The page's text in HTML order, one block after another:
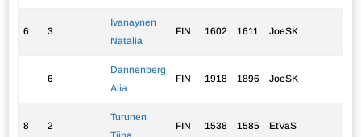
6 3
Ivanaynen
Natalia
FIN 1602 1611 JoeSK
6
Dannenberg
Alia
FIN 1918 1896 JoeSK
8 2
Turunen
FIN 1538 1585 EtVaS